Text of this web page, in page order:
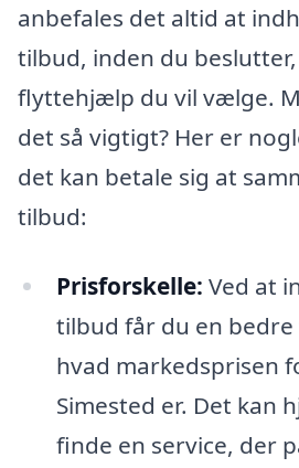
anbefales det altid at
tilbud, inden du
flyttehjælp du vil vælge.
det så vigtigt? Her er
det kan betale sig at
tilbud:
Prisforskelle: Ved at
tilbud får du en bedre
hvad markedsprisen
Simested er. Det kan
finde en service, der